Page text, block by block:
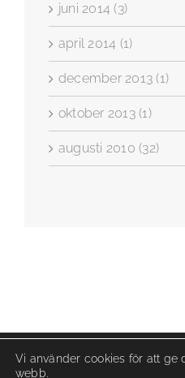
juni 2014 (3)
april 2014 (1)
december 2013 (1)
oktober 2013 (1)
augusti 2010 (32)
Vi använder cookies för att
webb.